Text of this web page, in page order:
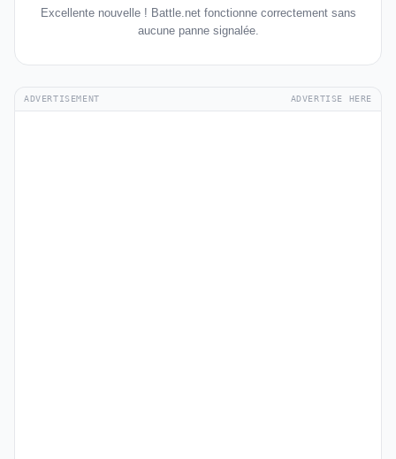
Excellente nouvelle ! Battle.net fonctionne correctement sans
aucune panne signalée.
ADVERTISEMENT ADVERTISE HERE